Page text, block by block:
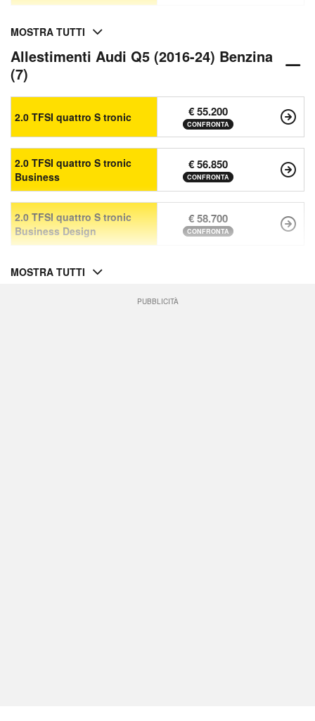
MOSTRA TUTTI
Allestimenti Audi Q5 (2016-24) Benzina
(7)
2.0 TFSI quattro S tronic € 55.200
CONFRONTA
2.0 TFSI quattro S tronic
Business
€ 56.850
CONFRONTA
2.0 TFSI quattro S tronic
Business Design
€ 58.700
CONFRONTA
MOSTRA TUTTI
PUBBLICITÀ